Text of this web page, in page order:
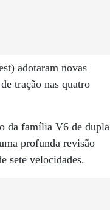
adotaram novas
tração nas quatro
da família V6 de dupla
profunda revisão
sete velocidades.